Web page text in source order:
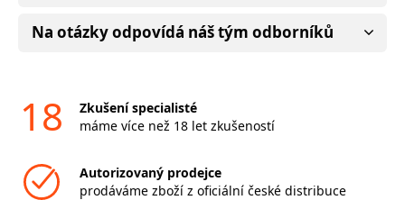
Na otázky odpovídá náš tým odborníků
18
Zkušení specialisté
máme více než 18 let zkušeností
Autorizovaný prodejce
prodáváme zboží z oficiální české distribuce